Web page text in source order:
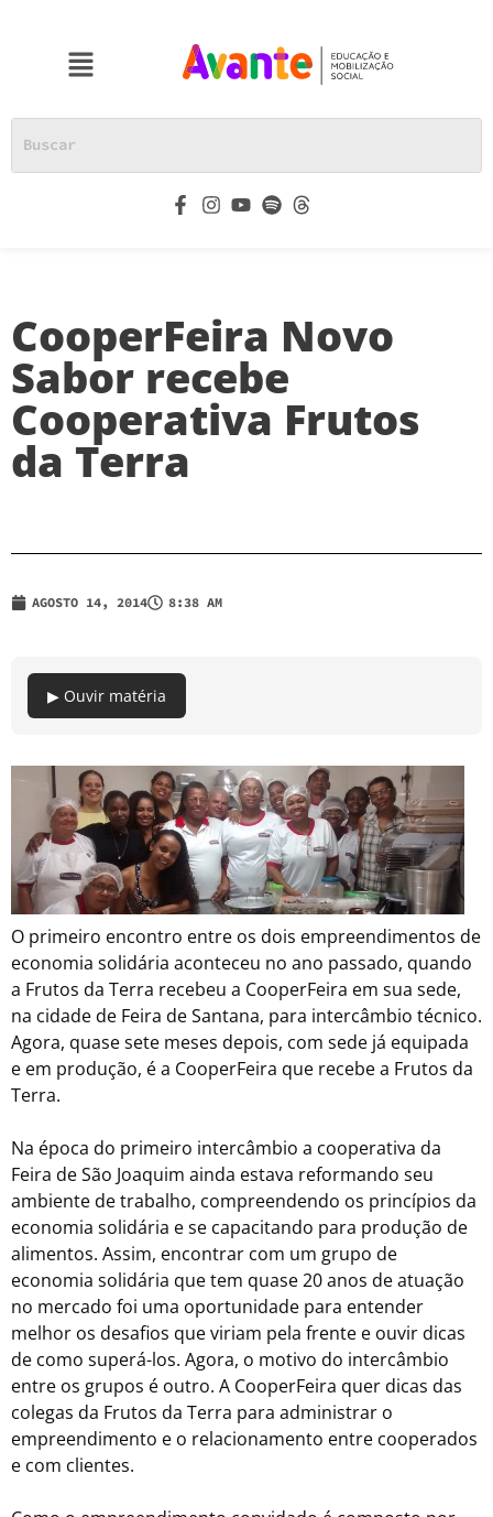
CooperFeira Novo
Sabor recebe
Cooperativa Frutos
da Terra
AGOSTO 14, 2014 8:38 AM
▶ Ouvir matéria
O primeiro encontro entre os dois empreendimentos de
economia solidária aconteceu no ano passado, quando
a Frutos da Terra recebeu a CooperFeira em sua sede,
na cidade de Feira de Santana, para intercâmbio técnico.
Agora, quase sete meses depois, com sede já equipada
e em produção, é a CooperFeira que recebe a Frutos da
Terra.
Na época do primeiro intercâmbio a cooperativa da
Feira de São Joaquim ainda estava reformando seu
ambiente de trabalho, compreendendo os princípios da
economia solidária e se capacitando para produção de
alimentos. Assim, encontrar com um grupo de
economia solidária que tem quase 20 anos de atuação
no mercado foi uma oportunidade para entender
melhor os desafios que viriam pela frente e ouvir dicas
de como superá-los. Agora, o motivo do intercâmbio
entre os grupos é outro. A CooperFeira quer dicas das
colegas da Frutos da Terra para administrar o
empreendimento e o relacionamento entre cooperados
e com clientes.